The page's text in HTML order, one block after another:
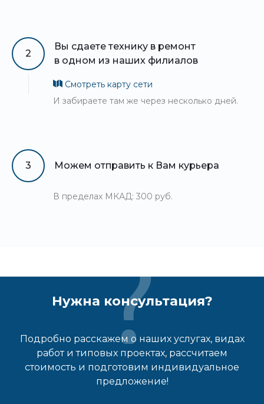
2
Вы сдаете технику в ремонт
в одном из наших филиалов
Смотреть карту сети
И забираете там же через несколько дней.
3 Можем отправить к Вам курьера
В пределах МКАД: 300 руб.
Нужна консультация?
Подробно расскажем о наших услугах, видах
работ и типовых проектах, рассчитаем
стоимость и подготовим индивидуальное
предложение!